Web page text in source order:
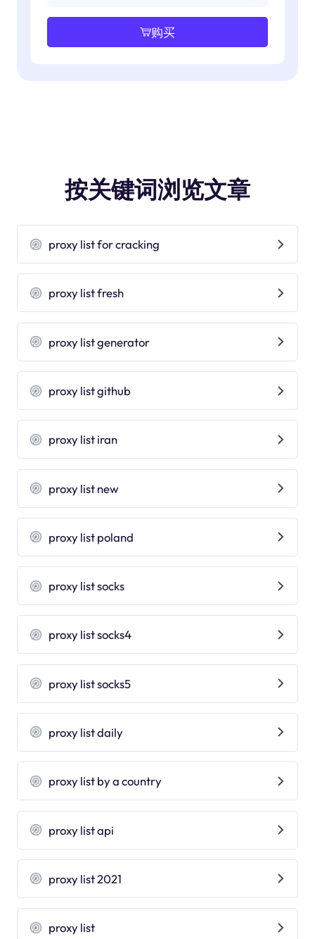
购买
按关键词浏览文章
proxy list for cracking
proxy list fresh
proxy list generator
proxy list github
proxy list iran
proxy list new
proxy list poland
proxy list socks
proxy list socks4
proxy list socks5
proxy list daily
proxy list by a country
proxy list api
proxy list 2021
proxy list